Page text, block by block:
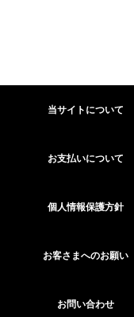
当サイトについて
お支払いについて
個人情報保護方針
お客さまへのお願い
お問い合わせ